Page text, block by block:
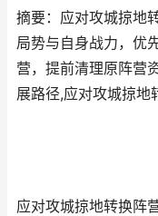
摘要：应对攻城掠地
局势与自身战力，优
营，提前清理原阵营
展路径,应对攻城掠地
应对攻城掠地转换阵